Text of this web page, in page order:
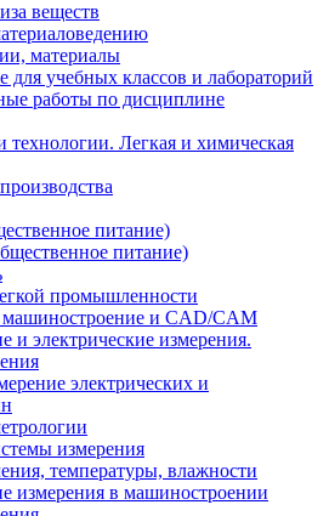
веществ
материалы
учебных классов и лабораторий
работы по дисциплине
Легкая и химическая
питание)
питание)
промышленности
машиностроение и CAD/CAM
и электрические измерения.
электрических и
измерения
температуры, влажности
измерения в машиностроении